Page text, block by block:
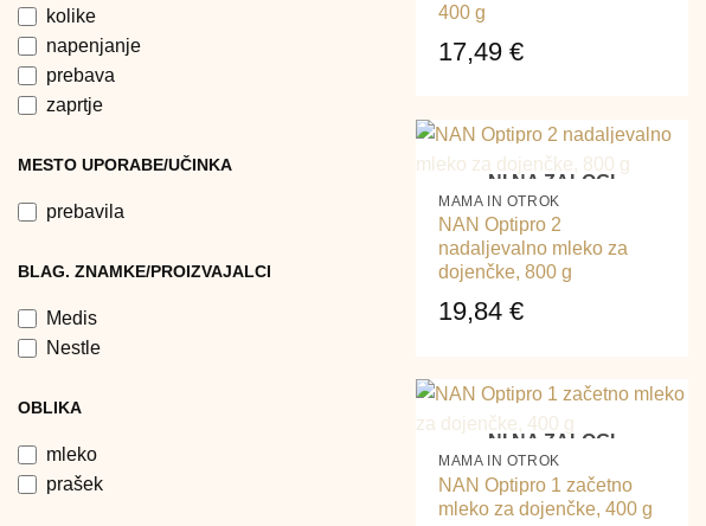
kolike
napenjanje
prebava
zaprtje
MESTO UPORABE/UČINKA
prebavila
BLAG. ZNAMKE/PROIZVAJALCI
Medis
Nestle
OBLIKA
mleko
prašek
400 g
17,49 €
+
NI NA ZALOGI
MAMA IN OTROK
NAN Optipro 2
nadaljevalno mleko za
dojenčke, 800 g
19,84 €
+
NI NA ZALOGI
MAMA IN OTROK
NAN Optipro 1 začetno
mleko za dojenčke, 400 g